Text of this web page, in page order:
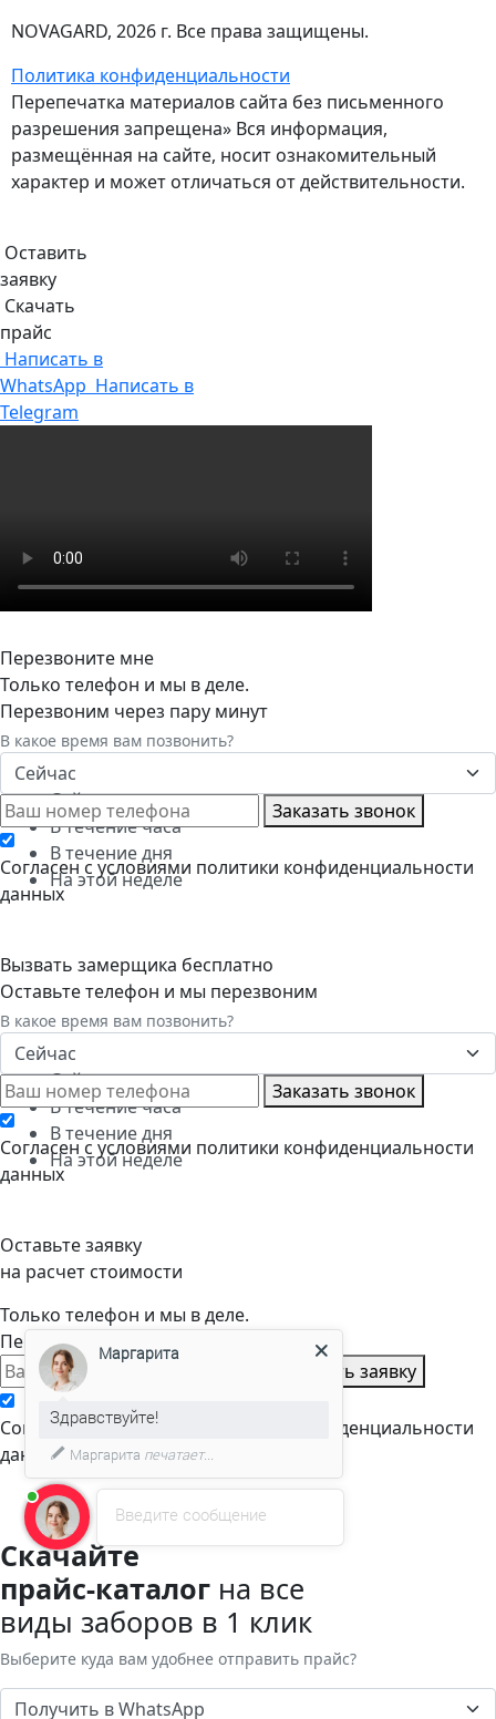
NOVAGARD, 2026 г. Все права защищены.
Политика конфиденциальности
Перепечатка материалов сайта без письменного
разрешения запрещена» Вся информация,
размещённая на сайте, носит ознакомительный
характер и может отличаться от действительности.
Оставить
заявку
Скачать
прайс
Написать в
WhatsApp Написать в
Telegram
Перезвоните мне
Только телефон и мы в деле.
Перезвоним через пару минут
В какое время вам позвонить?
Сейчас
Сейчас
В течение часа
В течение дня
На этой неделе
Заказать звонок
Cогласен с условиями политики конфиденциальности
данных
Вызвать замерщика бесплатно
Оставьте телефон и мы перезвоним
В какое время вам позвонить?
Сейчас
Сейчас
В течение часа
В течение дня
На этой неделе
Заказать звонок
Cогласен с условиями политики конфиденциальности
данных
Оставьте заявку
на расчет стоимости
Только телефон и мы в деле.
Перезвоним через пару минут
Оставить заявку
Cогласен с условиями
политики конфиденциальности
данных
Скачайте
прайс-каталог на все
виды заборов в 1 клик
Выберите куда вам удобнее отправить прайс?
Получить в WhatsApp
Введите сообщение
Маргарита
Здравствуйте!
Маргарита печатает...